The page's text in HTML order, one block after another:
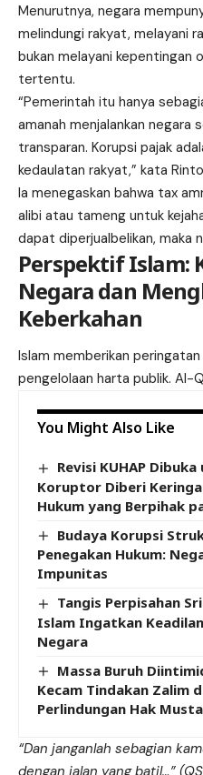
Menurutnya, negara
melindungi rakyat, melayani
bukan melayani kepentingan
tertentu.
“Pemerintah itu hanya
amanah menjalankan negara
transparan. Korupsi pajak
kedaulatan rakyat,” kata
Ia menegaskan bahwa tax
alibi atau tameng untuk
dapat diperjualbelikan, maka
Perspektif Islam:
Negara dan
Keberkahan
Islam memberikan
pengelolaan harta publik. Al-
You Might Also Like
Revisi KUHAP
Koruptor Diberi
Hukum yang Berpihak
Budaya Korupsi
Penegakan Hukum:
Impunitas
Tangis Perpisahan
Islam Ingatkan
Negara
Massa Buruh
Kecam Tindakan Zalim
Perlindungan Hak
“Dan janganlah sebagian
dengan jalan yang batil…”